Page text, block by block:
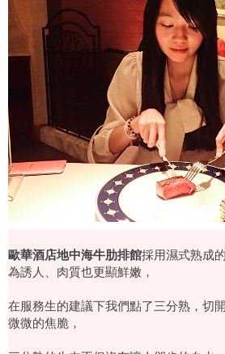
歐華酒店地中海牛肋排館採用濕式熟成
為誘人、肉質也更顯鮮嫩，
在服務生的建議下我們點了三分熟，切
微微的焦脆，